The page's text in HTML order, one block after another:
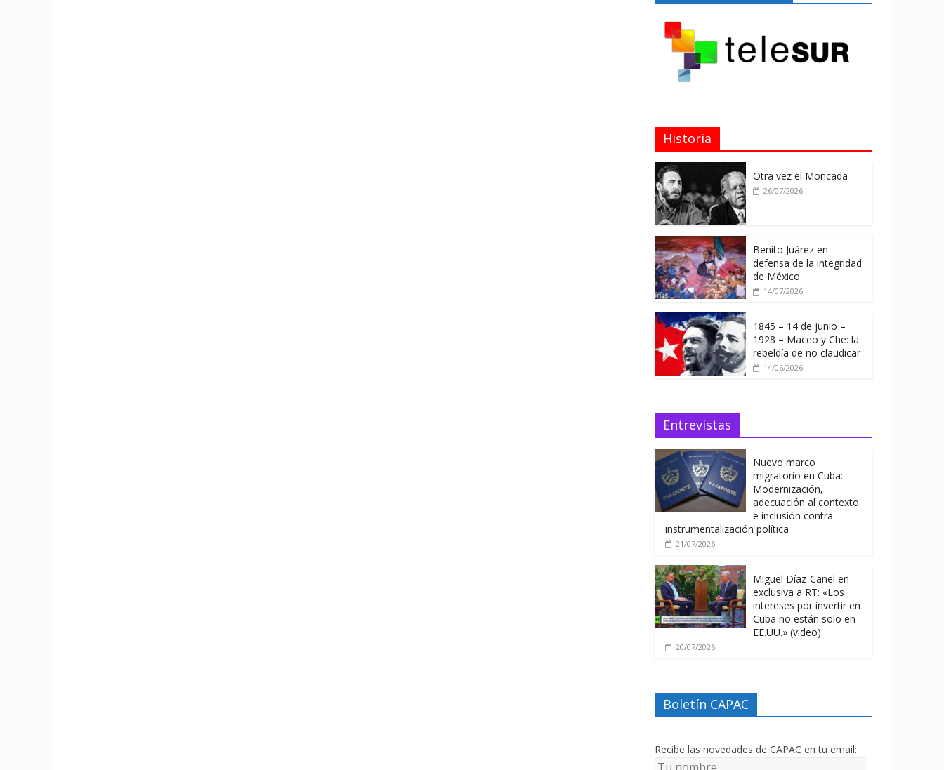
Historia
Otra vez el Moncada
26/07/2026
Benito Juárez en
defensa de la integridad
de México
14/07/2026
1845 – 14 de junio –
1928 – Maceo y Che: la
rebeldía de no claudicar
14/06/2026
Entrevistas
Nuevo marco
migratorio en Cuba:
Modernización,
adecuación al contexto
e inclusión contra
instrumentalización política
21/07/2026
Miguel Díaz-Canel en
exclusiva a RT: «Los
intereses por invertir en
Cuba no están solo en
EE.UU.» (video)
20/07/2026
Boletín CAPAC
Recibe las novedades de CAPAC en tu email: